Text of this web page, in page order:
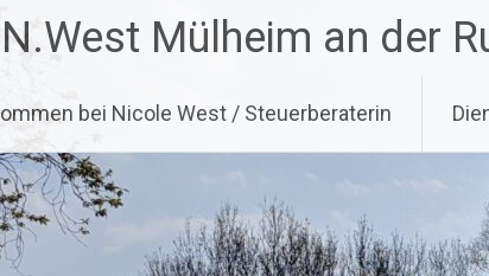
Mülheim an der
bei Nicole West / Steuerberaterin